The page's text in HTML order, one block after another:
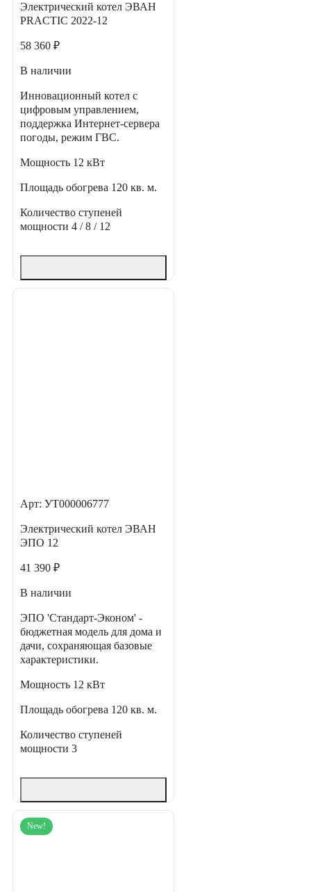
Электрический котел ЭВАН
PRACTIC 2022-12
58 360 ₽
В наличии
Инновационный котел с
цифровым управлением,
поддержка Интернет-сервера
погоды, режим ГВС.
Мощность 12 кВт
Площадь обогрева 120 кв. м.
Количество ступеней
мощности 4 / 8 / 12
Арт: УТ000006777
Электрический котел ЭВАН
ЭПО 12
41 390 ₽
В наличии
ЭПО 'Стандарт-Эконом' -
бюджетная модель для дома и
дачи, сохраняющая базовые
характеристики.
Мощность 12 кВт
Площадь обогрева 120 кв. м.
Количество ступеней
мощности 3
New!